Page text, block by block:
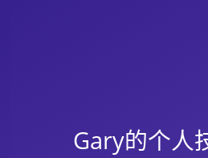
Gary的个人